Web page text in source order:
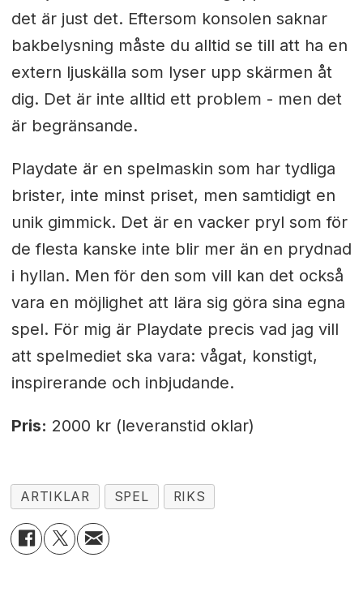
det är just det. Eftersom konsolen saknar
bakbelysning måste du alltid se till att ha en
extern ljuskälla som lyser upp skärmen åt
dig. Det är inte alltid ett problem - men det
är begränsande.
Playdate är en spelmaskin som har tydliga
brister, inte minst priset, men samtidigt en
unik gimmick. Det är en vacker pryl som för
de flesta kanske inte blir mer än en prydnad
i hyllan. Men för den som vill kan det också
vara en möjlighet att lära sig göra sina egna
spel. För mig är Playdate precis vad jag vill
att spelmediet ska vara: vågat, konstigt,
inspirerande och inbjudande.
Pris: 2000 kr (leveranstid oklar)
ARTIKLAR SPEL RIKS